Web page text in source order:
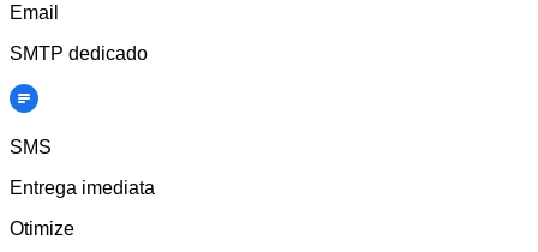
Email
SMTP dedicado
SMS
Entrega imediata
Otimize